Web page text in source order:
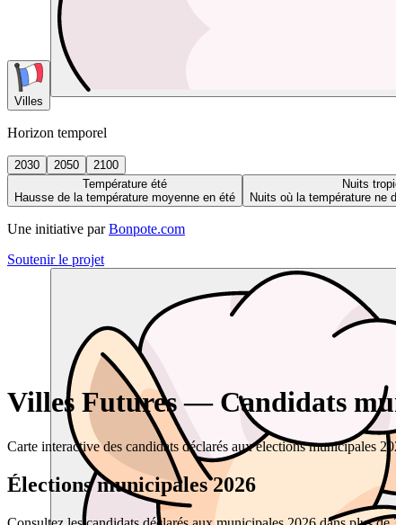
Villes
Horizon temporel
2030 2050
2100
Température été
Hausse de la température moyenne en été
Nuits
Nuits où la température ne
Une initiative par Bonpote.com
Soutenir le projet
Villes Futures — Candidats
Carte interactive des candidats déclarés aux élections municipales
Élections municipales 2026